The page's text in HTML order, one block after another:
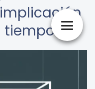
tiempo